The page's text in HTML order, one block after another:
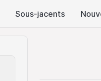
Sous-jacents